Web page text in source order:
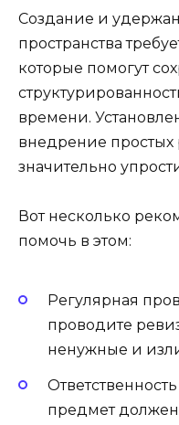
Создание и
пространства
которые помогут
времени.
внедрение
значительно
Вот несколько
помочь в этом:
Регулярная
проводите
ненужные и
предмет должен